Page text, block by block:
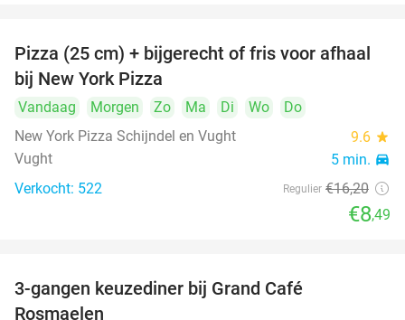
48%
Pizza (25 cm) + bijgerecht of fris voor afhaal
bij New York Pizza
Vandaag Morgen Zo Ma Di Wo
Do
New York Pizza Schijndel en Vught
9.6 star
Vught 5 min. directions_car
Verkocht: 522 Regulier €16,20
€8,49
3-gangen keuzediner bij Grand Café
Rosmaelen